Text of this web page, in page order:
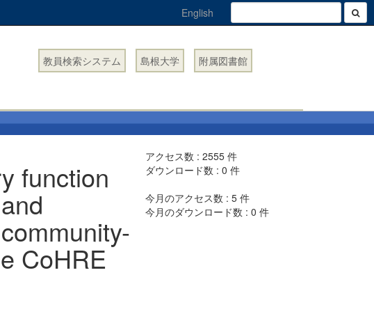
English
教員検索システム 島根大学 附属図書館
function
CoHRE
アクセス数 :2555 件
ダウンロード数 :0 件
今月のアクセス数 :5 件
今月のダウンロード数 :0 件